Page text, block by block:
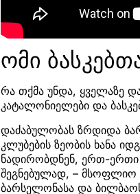
ომი
რა თქმა უნდა, ყველაზე
კატალონიელები და
დაძაბულობას ზრდიდა
კლუბების ზეობის ხანა
ნადირობდნენ, ერთ-ერთი
შეგნებულად, – მსოფლიო
ბარსელონასა და